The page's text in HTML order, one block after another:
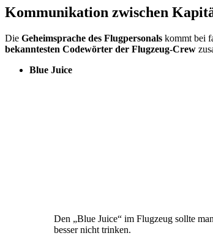
Kommunikation zwischen
Die Geheimsprache des Flugpersonals kommt bei
bekanntesten Codewörter der Flugzeug-Crew
Blue Juice
Den „Blue Juice“ im Flugzeug sollte man
besser nicht trinken.